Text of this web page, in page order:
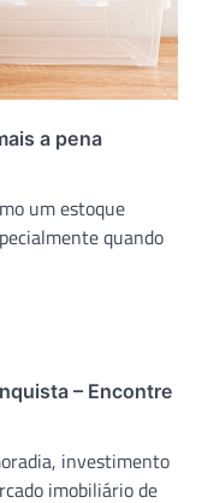
a pena
um estoque
quando
– Encontre
investimento
imobiliário de